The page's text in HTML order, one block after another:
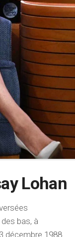
Lohan
bas, à
décembre 1988